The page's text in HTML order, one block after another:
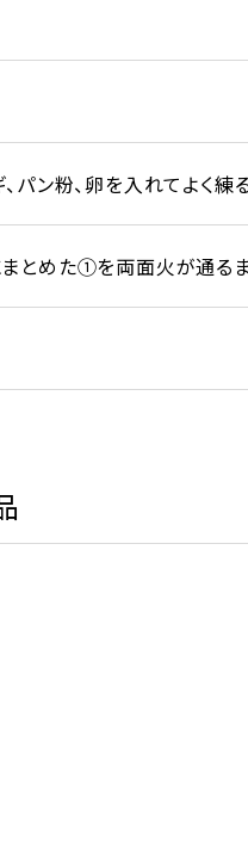
パン粉、卵を入れてよく練る
とめた①を両面火が通るま